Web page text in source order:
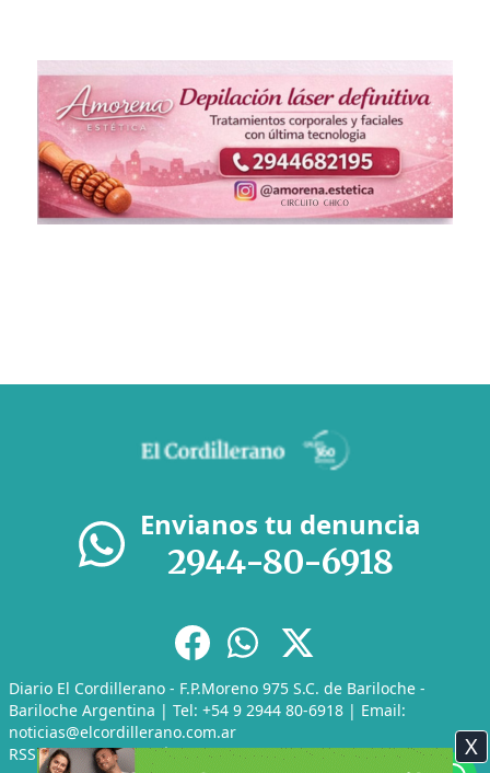
Envianos tu denuncia
2944-80-6918
Diario El Cordillerano - F.P.Moreno 975 S.C. de Bariloche -
Bariloche Argentina | Tel: +54 9 2944 80-6918 | Email:
noticias@elcordillerano.com.ar
RSS|Media Kit|Políticas de Privacidad|Archivo X